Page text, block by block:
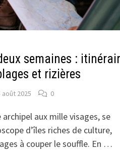
semaines :
et rizières
août 2025 0
archipel aux mille visages, se
d’îles riches de culture,
à couper le souffle. En …